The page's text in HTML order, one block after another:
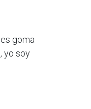
goma
yo soy